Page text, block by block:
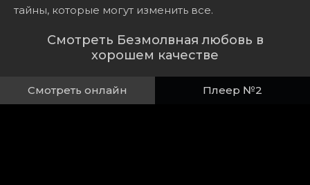
тайны, которые могут изменить все.
Смотреть Безмолвная любовь в
хорошем качестве
Смотреть онлайн Плеер №2